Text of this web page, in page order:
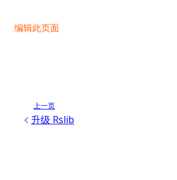
编辑此页面
上一页
升级 Rslib